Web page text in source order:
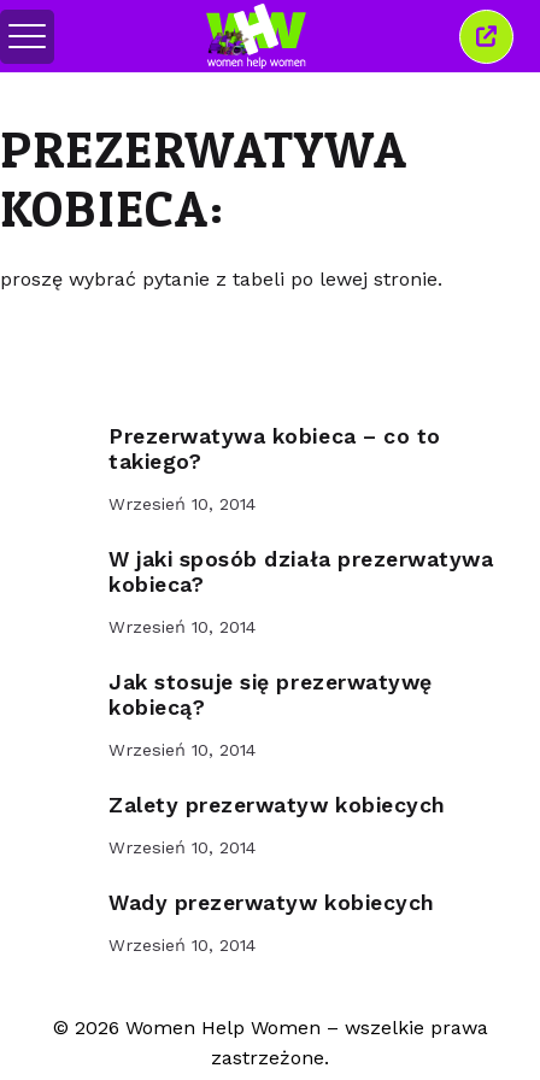
Przełącz
menu
to
PREZERWATYWA
KOBIECA:
proszę wybrać pytanie z tabeli po lewej stronie.
Prezerwatywa kobieca – co to
takiego?
Wrzesień 10, 2014
W jaki sposób działa prezerwatywa
kobieca?
Wrzesień 10, 2014
Jak stosuje się prezerwatywę
kobiecą?
Wrzesień 10, 2014
Zalety prezerwatyw kobiecych
Wrzesień 10, 2014
Wady prezerwatyw kobiecych
Wrzesień 10, 2014
© 2026 Women Help Women – wszelkie prawa
zastrzeżone.